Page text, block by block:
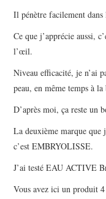
Il pénètre facilement dans
Ce que j’apprécie aussi,
l’œil.
Niveau efficacité, je n’ai
peau, en même temps à
D’après moi, ça reste un
La deuxième marque que
c’est EMBRYOLISSE.
J’ai testé EAU ACTIVE
Vous avez ici un produit